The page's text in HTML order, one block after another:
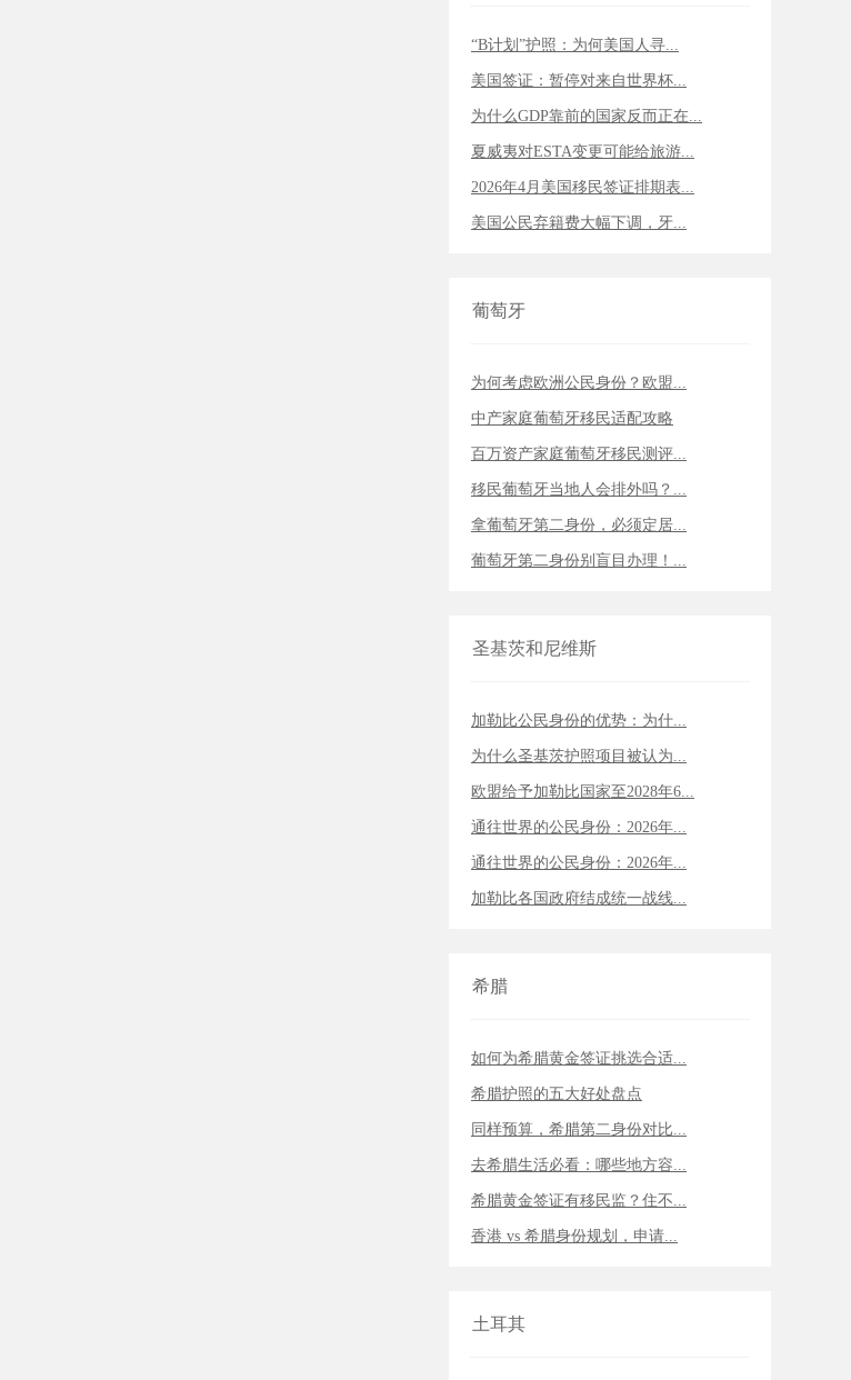
“B计划”护照：为何美国人寻...
美国签证：暂停对来自世界杯...
为什么GDP靠前的国家反而正在...
夏威夷对ESTA变更可能给旅游...
2026年4月美国移民签证排期表...
美国公民弃籍费大幅下调，牙...
葡萄牙
为何考虑欧洲公民身份？欧盟...
中产家庭葡萄牙移民适配攻略
百万资产家庭葡萄牙移民测评...
移民葡萄牙当地人会排外吗？...
拿葡萄牙第二身份，必须定居...
葡萄牙第二身份别盲目办理！...
圣基茨和尼维斯
加勒比公民身份的优势：为什...
为什么圣基茨护照项目被认为...
欧盟给予加勒比国家至2028年6...
通往世界的公民身份：2026年...
通往世界的公民身份：2026年...
加勒比各国政府结成统一战线...
希腊
如何为希腊黄金签证挑选合适...
希腊护照的五大好处盘点
同样预算，希腊第二身份对比...
去希腊生活必看：哪些地方容...
希腊黄金签证有移民监？住不...
香港 vs 希腊身份规划，申请...
土耳其